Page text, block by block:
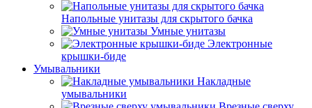
Напольные унитазы для скрытого бачка
Умные унитазы
Электронные
крышки-биде
Умывальники
Накладные
умывальники